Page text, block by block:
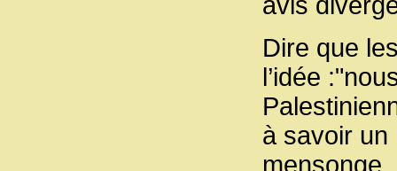
Dire que
l’idée
à savoir un
mensonge.